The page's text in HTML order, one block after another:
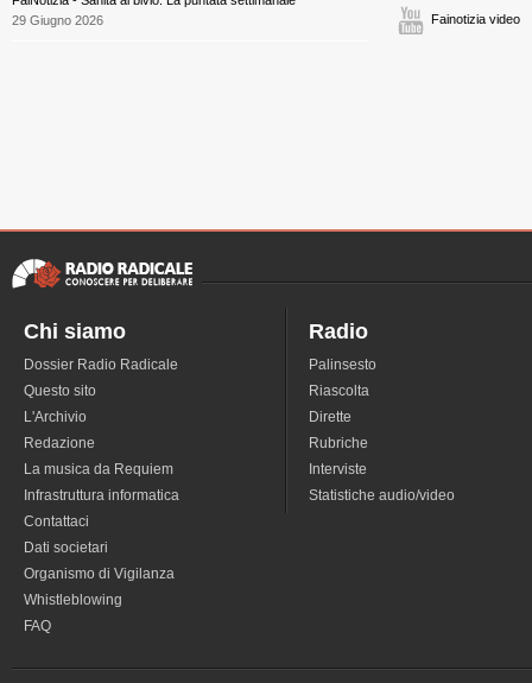
29 Giugno 2026
Fainotizia video
Chi siamo
Dossier Radio Radicale
Questo sito
L'Archivio
Redazione
La musica da Requiem
Infrastruttura informatica
Contattaci
Dati societari
Organismo di Vigilanza
Whistleblowing
FAQ
Radio
Palinsesto
Riascolta
Dirette
Rubriche
Interviste
Statistiche audio/video